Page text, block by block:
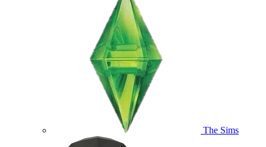
The Sims